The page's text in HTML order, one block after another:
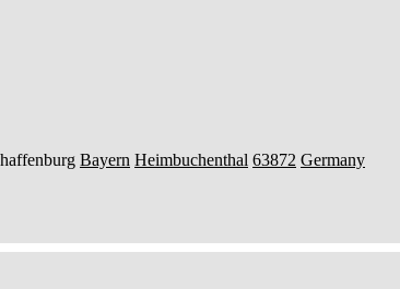
Bayern Heimbuchenthal 63872 Germany